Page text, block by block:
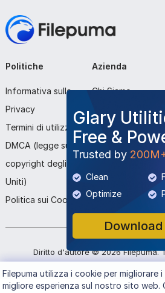
Glary
Free &
Trusted by
Clean
Optimize
Politiche
Informativa sulla
Privacy
Termini di utilizzo
DMCA (legge sul
copyright degli Stati
Uniti)
Politica sui Cookie
Azienda
Chi Siamo
Contattaci
Invia Programma
Diritto d'autore ©2026 Filepuma.
Filepumautilizza i cookie per migliorare
migliore esperienza sul nostro sito web.